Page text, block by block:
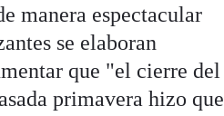
manera espectacular
se elaboran
que "el cierre del
primavera hizo que